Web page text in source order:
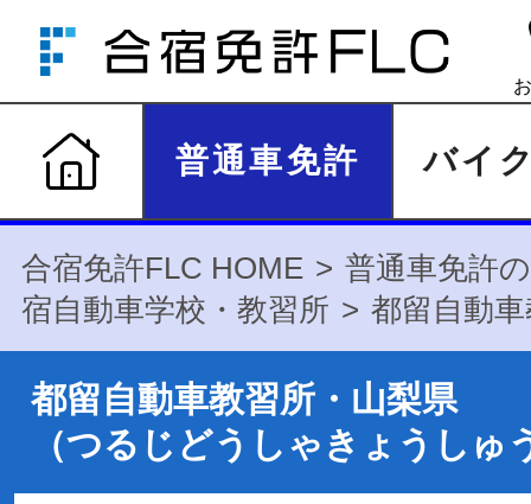
普通車免許 バイ
合宿免許FLC HOME
普通車免許
宿自動車学校・教習所
都留自動
都留自動車教習所・山梨県
（つるじどうしゃきょうしゅ